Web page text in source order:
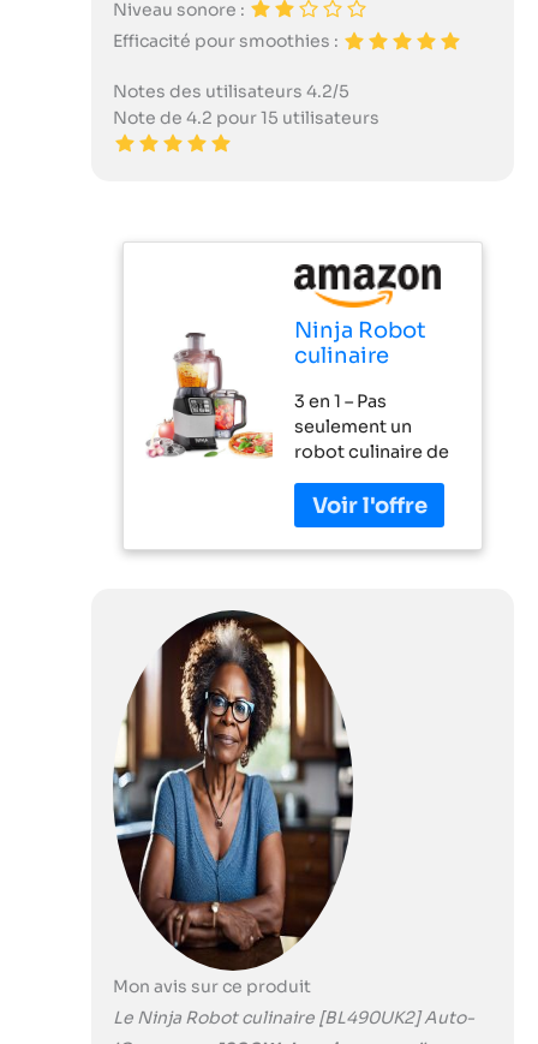
Niveau sonore :
Efficacité pour smoothies :
Notes des utilisateurs 4.2/5
Note de 4.2 pour 15 utilisateurs
Ninja Robot
culinaire
Auto-iQ,
1200W, Noir et
Argent
3 en 1 – Pas
seulement un
robot culinaire de
mélangeur haute
performance et un
mélangeur
intelligentes One
Touch combinées
à un puissant
moteur de 1200 W
Les lames Total
Crushing
pulvérisent la
glace sur la neige
pour des boissons
glacées
crémeuses et des
smoothies
lames de précision
pour la
transformation
Mon avis sur ce produit
Le Ninja Robot culinaire [BL490UK2] Auto-